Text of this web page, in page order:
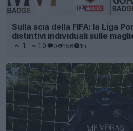
Sulla scia della FIFA: la Liga
distintivi individuali sulle
1 10 0 156 1h